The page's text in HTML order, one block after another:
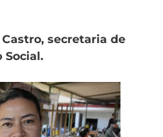
secretaria de
Social.